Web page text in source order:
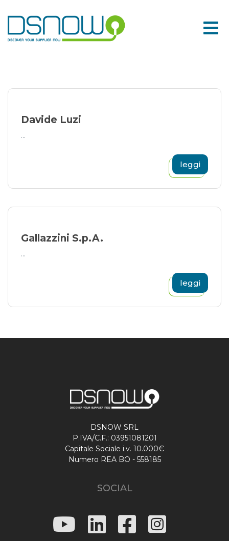
to
content
Davide Luzi
...
leggi
Gallazzini S.p.A.
...
leggi
DSNOW SRL
P.IVA/C.F.: 03951081201
Capitale Sociale i.v. 10.000€
Numero REA BO - 558185
SOCIAL